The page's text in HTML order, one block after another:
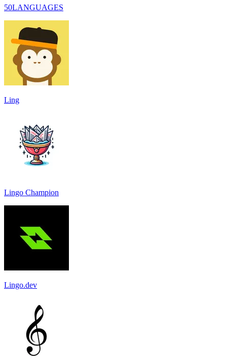
50LANGUAGES
Ling
Lingo Champion
Lingo.dev